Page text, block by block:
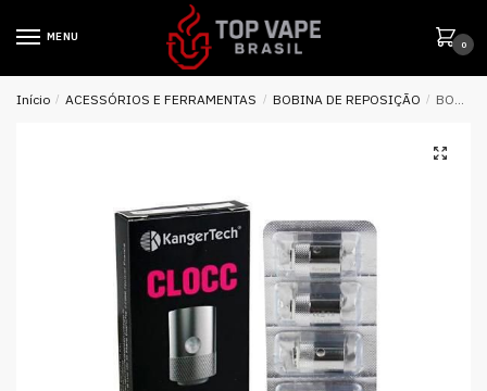
MENU
0
Início / ACESSÓRIOS E FERRAMENTAS / BOBINA DE REPOSIÇÃO / BOBINA REPOSIÇÃO COIL CLOCC CLTANK – KANGERTECH